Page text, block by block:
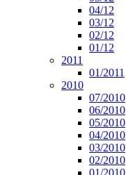
04/12
03/12
02/12
01/12
2011
01/2011
2010
07/2010
06/2010
05/2010
04/2010
03/2010
02/2010
01/2010